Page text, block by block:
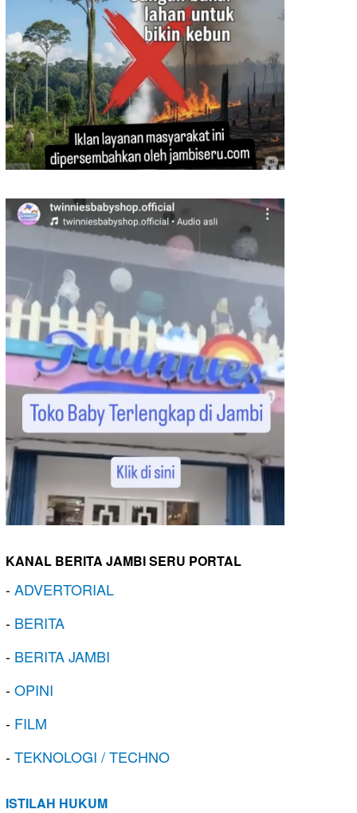
KANAL BERITA JAMBI SERU PORTAL
-ADVERTORIAL
- BERITA
- BERITA JAMBI
-OPINI
- FILM
-TEKNOLOGI / TECHNO
ISTILAH HUKUM